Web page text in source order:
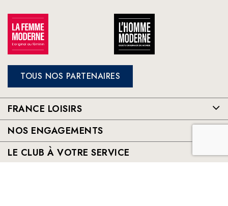
TOUS NOS PARTENAIRES
FRANCE LOISIRS
NOS ENGAGEMENTS
LE CLUB À VOTRE SERVICE